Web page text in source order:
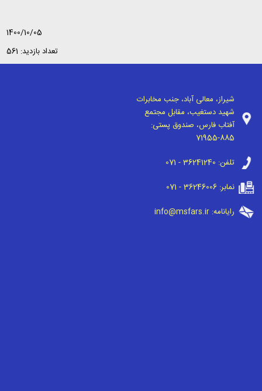
1400/10/05
تعداد بازدید: 561
شیراز، معالی آباد، جنب مخابرات
شهید دستغیب، مقابل مجتمع
آفتاب فارس، صندوق پستی:
71955-885
تلفن: 071 - 36241240
نمابر:071 - 36246006
رایانامه:info@msfars.ir